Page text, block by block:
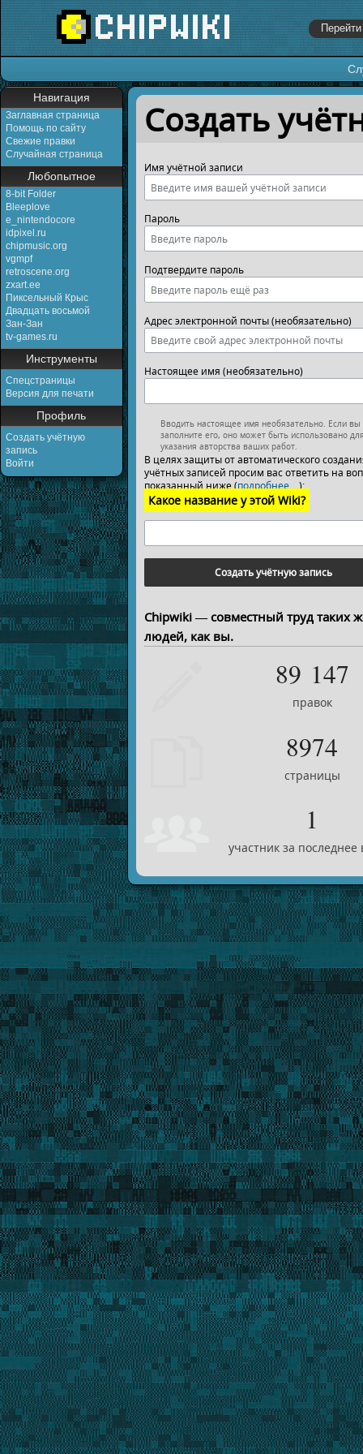
Навигация
Заглавная страница
Помощь по сайту
Свежие правки
Случайная страница
Любопытное
8-bit Folder
Bleeplove
e_nintendocore
idpixel.ru
chipmusic.org
vgmpf
retroscene.org
zxart.ee
Пиксельный Крыс
Двадцать восьмой
Зан-Зан
tv-games.ru
Инструменты
Спецстраницы
Версия для печати
Профиль
Создать учётную
запись
Войти
Перейти к:навигация,поиск
Создать
Имя учётной записи
Пароль
Подтвердите пароль
Адрес электронной почты (необязательно)
Настоящее имя (необязательно)
Вводить настоящее имя необязательно. Если вы
заполните его, оно может быть использовано
указания авторства ваших работ.
В целях защиты от автоматического
учётных записей просим вас ответить на
показанный ниже (подробнее…):
Какое название у этой Wiki?
Создать учётную запись
Chipwiki — совместный труд таких
людей, как вы.
89 147
правок
8974
страницы
1
участник за последнее